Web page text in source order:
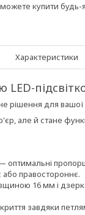
купити
Характеристики
для вашої
але й стане
або правостороннє.
16 мм і
завдяки